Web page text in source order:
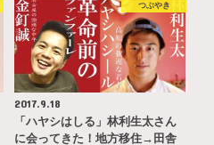
つぶやき
2017.9.18
「ハヤシはしる」林利生太さん
に会ってきた！地方移住→田舎